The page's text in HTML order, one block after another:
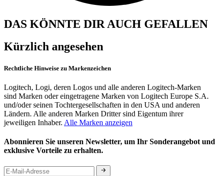
DAS KÖNNTE DIR AUCH GEFALLEN
Kürzlich angesehen
Rechtliche Hinweise zu Markenzeichen
Logitech, Logi, deren Logos und alle anderen Logitech-Marken
sind Marken oder eingetragene Marken von Logitech Europe S.A.
und/oder seinen Tochtergesellschaften in den USA und anderen
Ländern. Alle anderen Marken Dritter sind Eigentum ihrer
jeweiligen Inhaber. Alle Marken anzeigen
Abonnieren Sie unseren Newsletter, um Ihr Sonderangebot und
exklusive Vorteile zu erhalten.